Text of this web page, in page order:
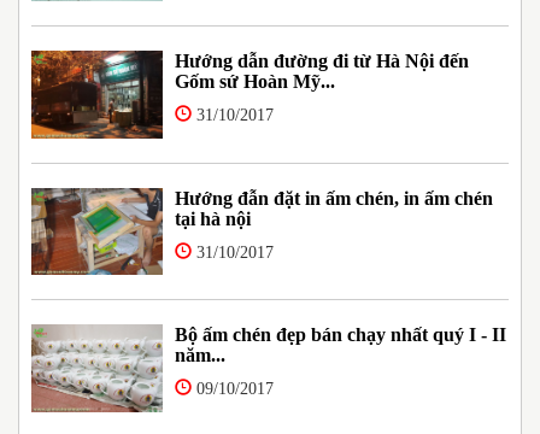
Hướng dẫn đường đi từ Hà Nội đến
Gốm sứ Hoàn Mỹ...
31/10/2017
Hướng đẫn đặt in ấm chén, in ấm chén
tại hà nội
31/10/2017
Bộ ấm chén đẹp bán chạy nhất quý I - II
năm...
09/10/2017